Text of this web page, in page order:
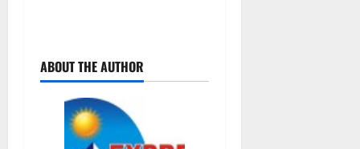
o
ABOUT THE AUTHOR